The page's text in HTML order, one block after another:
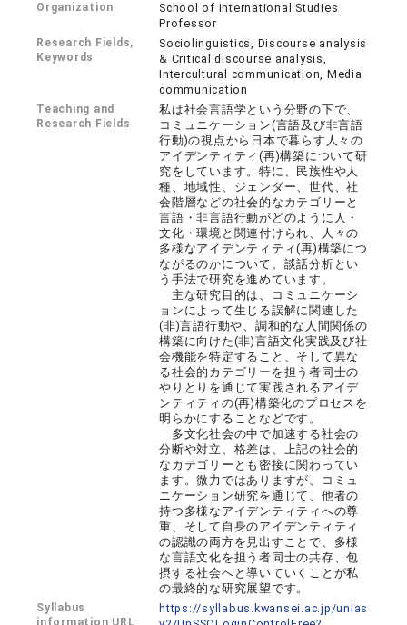
Organization
School of International Studies
Professor
Research Fields,
Keywords
Sociolinguistics, Discourse analysis
& Critical discourse analysis,
Intercultural communication, Media
communication
Teaching and
Research Fields
私は社会言語学という分野の下で、
コミュニケーション(言語及び非言語
行動)の視点から日本で暮らす人々の
アイデンティティ(再)構築について研
究をしています。特に、民族性や人
種、地域性、ジェンダー、世代、社
会階層などの社会的なカテゴリーと
言語・非言語行動がどのように人・
文化・環境と関連付けられ、人々の
多様なアイデンティティ(再)構築につ
ながるのかについて、談話分析とい
う手法で研究を進めています。
主な研究目的は、コミュニケーシ
ョンによって生じる誤解に関連した
(非)言語行動や、調和的な人間関係の
構築に向けた(非)言語文化実践及び社
会機能を特定すること、そして異な
る社会的カテゴリーを担う者同士の
やりとりを通じて実践されるアイデ
ンティティの(再)構築化のプロセスを
明らかにすることなどです。
多文化社会の中で加速する社会の
分断や対立、格差は、上記の社会的
なカテゴリーとも密接に関わってい
ます。微力ではありますが、コミュ
ニケーション研究を通じて、他者の
持つ多様なアイデンティティへの尊
重、そして自身のアイデンティティ
の認識の両方を見出すことで、多様
な言語文化を担う者同士の共存、包
摂する社会へと導いていくことが私
の最終的な研究展望です。
Syllabus
https://syllabus.kwansei.ac.jp/unias